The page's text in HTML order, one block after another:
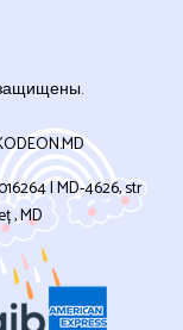
| MD-4626, str
, MD